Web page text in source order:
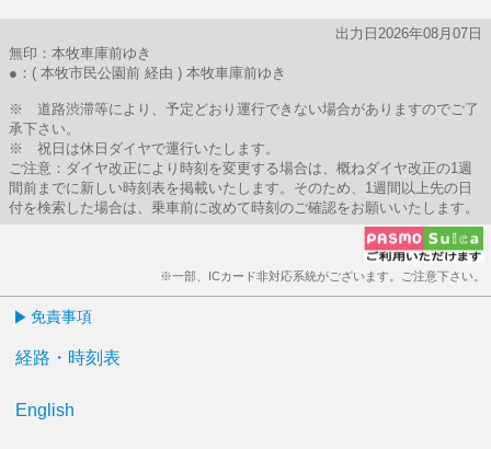
出力日2026年08月07日
無印：本牧車庫前ゆき
●：( 本牧市民公園前 経由 ) 本牧車庫前ゆき
※ 道路渋滞等により、予定どおり運行できない場合がありますのでご了
承下さい。
※ 祝日は休日ダイヤで運行いたします。
ご注意：ダイヤ改正により時刻を変更する場合は、概ねダイヤ改正の1週
間前までに新しい時刻表を掲載いたします。そのため、1週間以上先の日
付を検索した場合は、乗車前に改めて時刻のご確認をお願いいたします。
※一部、ICカード非対応系統がございます。ご注意下さい。
免責事項
経路・時刻表
English